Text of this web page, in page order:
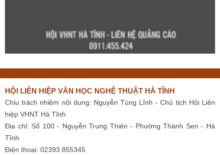
HỘI LIÊN HIỆP VĂN HỌC NGHỆ THUẬT HÀ TĨNH
Chịu trách nhiệm nội dung: Nguyễn Tùng Lĩnh - Chủ tịch Hội Liên
hiệp VHNT Hà Tĩnh
Địa chỉ: Số 100 - Nguyễn Trung Thiên - Phường Thành Sen - Hà
Tĩnh
Điện thoại: 02393 855345